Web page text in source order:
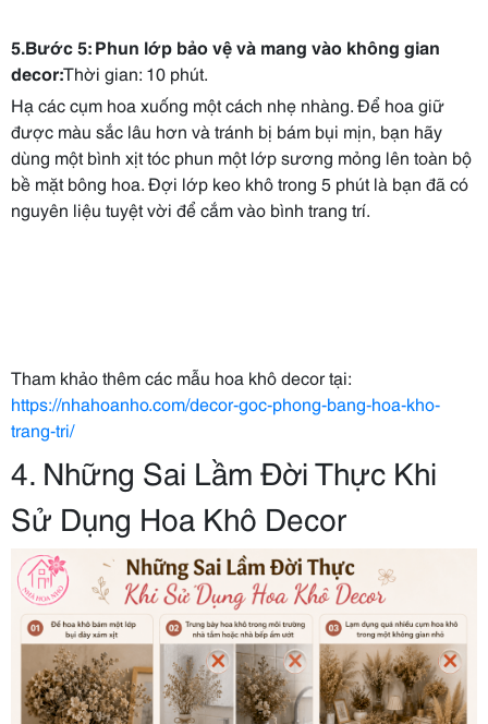
5.Bước 5: Phun lớp bảo vệ và mang vào không gian
decor:Thời gian: 10 phút.
Hạ các cụm hoa xuống một cách nhẹ nhàng. Để hoa giữ
được màu sắc lâu hơn và tránh bị bám bụi mịn, bạn hãy
dùng một bình xịt tóc phun một lớp sương mỏng lên toàn bộ
bề mặt bông hoa. Đợi lớp keo khô trong 5 phút là bạn đã có
nguyên liệu tuyệt vời để cắm vào bình trang trí.
Tham khảo thêm các mẫu hoa khô decor tại:
https://nhahoanho.com/decor-goc-phong-bang-hoa-kho-
trang-tri/
4. Những Sai Lầm Đời Thực Khi
Sử Dụng Hoa Khô Decor